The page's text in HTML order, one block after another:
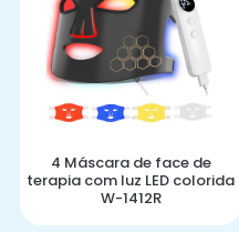
4 Máscara de face de
terapia com luz LED colorida
W-1412R